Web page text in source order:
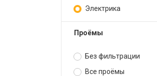
Электрика
Проёмы
Без фильтрации
Все проёмы